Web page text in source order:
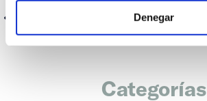
Denegar
Categorías